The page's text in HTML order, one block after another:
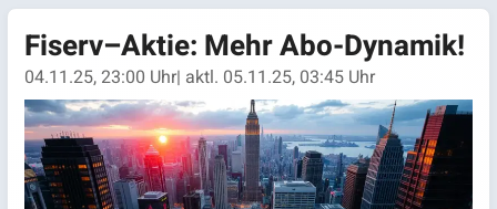
Fiserv–Aktie: Mehr Abo-Dynamik!
04.11.25, 23:00 Uhr| aktl. 05.11.25, 03:45 Uhr